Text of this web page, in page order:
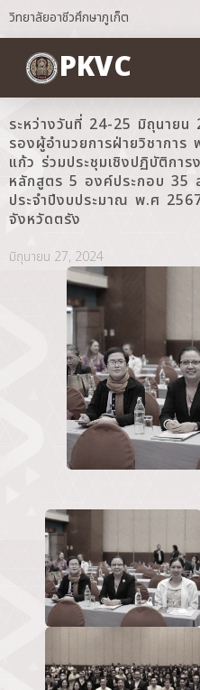
วิทยาลัยอาชีวศึกษาภูเก็ต
PKVC
ระหว่างวันที่ 24-25 มิถุนาย
รองผู้อำนวยการฝ่ายวิชากา
แก้ว ร่วมประชุมเชิงปฏิบัติกา
หลักสูตร 5 องค์ประกอบ 35
ประจำปีงบประมาณ พ.ศ
จังหวัดตรัง
มิถุนายน 27, 2024